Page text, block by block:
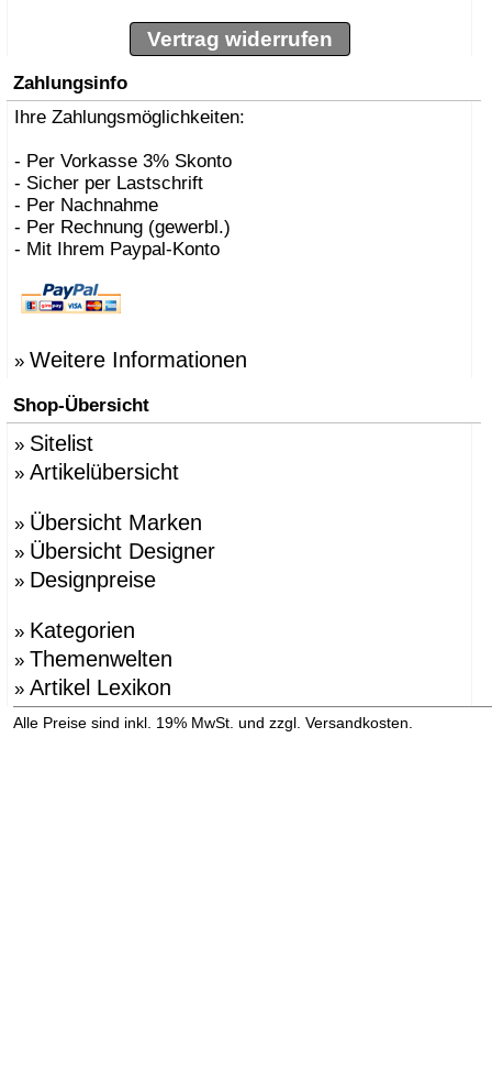
Vertrag widerrufen
Zahlungsinfo
Ihre Zahlungsmöglichkeiten:
- Per Vorkasse 3% Skonto
- Sicher per Lastschrift
- Per Nachnahme
- Per Rechnung (gewerbl.)
- Mit Ihrem Paypal-Konto
» Weitere Informationen
Shop-Übersicht
» Sitelist
» Artikelübersicht
» Übersicht Marken
» Übersicht Designer
» Designpreise
» Kategorien
» Themenwelten
» Artikel Lexikon
Alle Preise sind inkl. 19% MwSt. und zzgl. Versandkosten.